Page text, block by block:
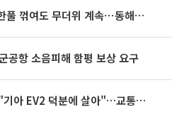
[내일 날씨] 폭염 한풀 꺾여도 무더위 계속⋯동해안 이틀 연속 비
공항 소음피해 함평 보상 요구
'굿 윌 헌팅' 배우 "기아 EV2 덕분에 살아"…교통사고 후 안전성 극찬